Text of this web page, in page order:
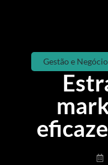
Gestão e